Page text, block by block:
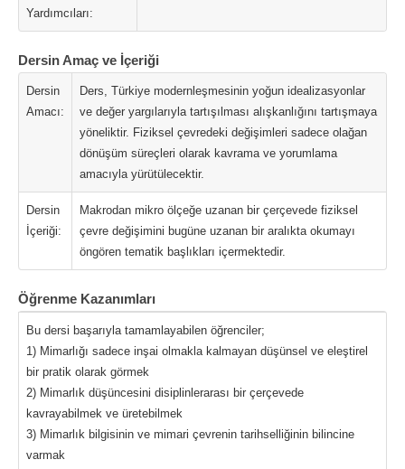
Yardımcıları:
Dersin Amaç ve İçeriği
Dersin
Amacı:
Ders, Türkiye modernleşmesinin yoğun idealizasyonlar
ve değer yargılarıyla tartışılması alışkanlığını tartışmaya
yöneliktir. Fiziksel çevredeki değişimleri sadece olağan
dönüşüm süreçleri olarak kavrama ve yorumlama
amacıyla yürütülecektir.
Dersin
İçeriği:
Makrodan mikro ölçeğe uzanan bir çerçevede fiziksel
çevre değişimini bugüne uzanan bir aralıkta okumayı
öngören tematik başlıkları içermektedir.
Öğrenme Kazanımları
Bu dersi başarıyla tamamlayabilen öğrenciler;
1) Mimarlığı sadece inşai olmakla kalmayan düşünsel ve eleştirel
bir pratik olarak görmek
2) Mimarlık düşüncesini disiplinlerarası bir çerçevede
kavrayabilmek ve üretebilmek
3) Mimarlık bilgisinin ve mimari çevrenin tarihselliğinin bilincine
varmak